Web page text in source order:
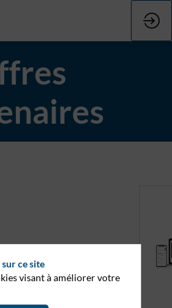
ce site
visant à améliorer votre